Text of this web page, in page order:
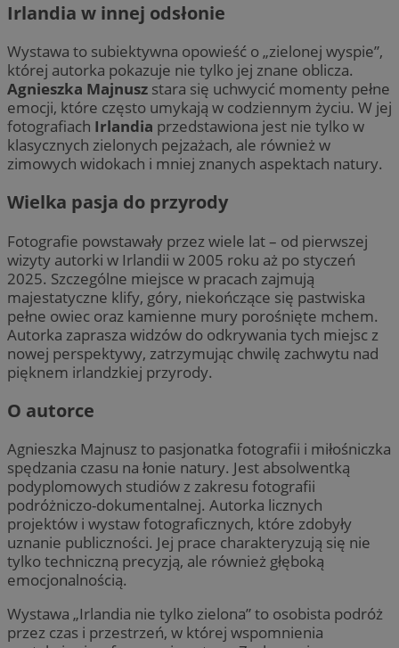
Irlandia w innej odsłonie
Wystawa to subiektywna opowieść o „zielonej wyspie”,
której autorka pokazuje nie tylko jej znane oblicza.
Agnieszka Majnusz stara się uchwycić momenty pełne
emocji, które często umykają w codziennym życiu. W jej
fotografiach Irlandia przedstawiona jest nie tylko w
klasycznych zielonych pejzażach, ale również w
zimowych widokach i mniej znanych aspektach natury.
Wielka pasja do przyrody
Fotografie powstawały przez wiele lat – od pierwszej
wizyty autorki w Irlandii w 2005 roku aż po styczeń
2025. Szczególne miejsce w pracach zajmują
majestatyczne klify, góry, niekończące się pastwiska
pełne owiec oraz kamienne mury porośnięte mchem.
Autorka zaprasza widzów do odkrywania tych miejsc z
nowej perspektywy, zatrzymując chwilę zachwytu nad
pięknem irlandzkiej przyrody.
O autorce
Agnieszka Majnusz to pasjonatka fotografii i miłośniczka
spędzania czasu na łonie natury. Jest absolwentką
podyplomowych studiów z zakresu fotografii
podróżniczo-dokumentalnej. Autorka licznych
projektów i wystaw fotograficznych, które zdobyły
uznanie publiczności. Jej prace charakteryzują się nie
tylko techniczną precyzją, ale również głęboką
emocjonalnością.
Wystawa „Irlandia nie tylko zielona” to osobista podróż
przez czas i przestrzeń, w której wspomnienia